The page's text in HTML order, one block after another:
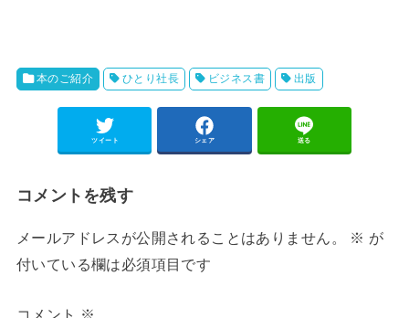
本のご紹介 ひとり社長 ビジネス書 出版
ツイート シェア 送る
コメントを残す
メールアドレスが公開されることはありません。 ※ が
付いている欄は必須項目です
コメント ※